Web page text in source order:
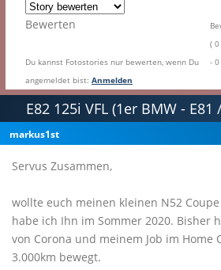
Bewerten
Du kannst Fotostories nur bewerten, wenn Du
angemeldet bist: Anmelden
(
-
E82 125i VFL (1er BMW - E81
markus1st
Servus Zusammen,
wollte euch meinen kleinen N52
habe ich Ihn im Sommer 2020. Bisher
von Corona und meinem Job im Home
3.000km bewegt.